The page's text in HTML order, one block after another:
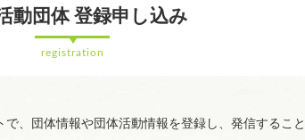
動団体 登録申し込み
registration
で、団体情報や団体活動情報を登録し、発信すること